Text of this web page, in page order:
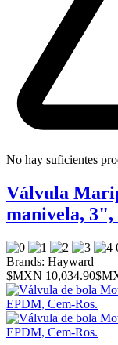
No hay suficientes
Válvula
manivela,
Brands: Hayward
$MXN 10,034.90